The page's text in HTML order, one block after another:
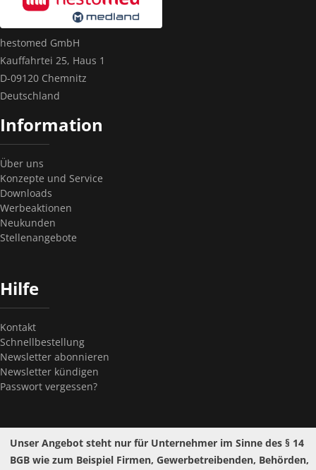
hestomed GmbH
Kauffahrtei 25, Haus 1
D-09120 Chemnitz
Deutschland
Information
Über uns
Konzepte und Service
Downloads
Werbeaktionen
Neukunden
Stellenangebote
Hilfe
Kontakt
Schnellbestellung
Newsletter abonnieren
Newsletter kündigen
Passwort vergessen?
Unser Angebot steht nur für Unternehmer im Sinne des § 14
BGB wie zum Beispiel Firmen, Gewerbetreibenden, Behörden,